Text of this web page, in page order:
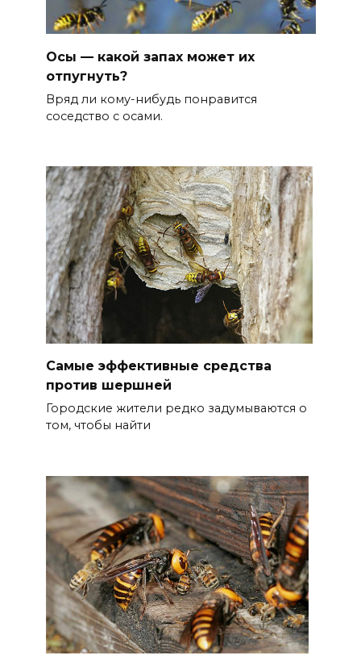
Осы — какой запах может их
отпугнуть?
Вряд ли кому-нибудь понравится
соседство с осами.
Самые эффективные средства
против шершней
Городские жители редко задумываются о
том, чтобы найти